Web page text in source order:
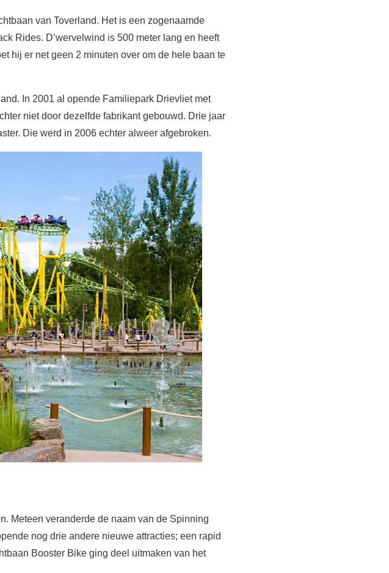
van Toverland. Het is een zogenaamde
Rides. D’wervelwind is 500 meter lang en heeft
hij er net geen 2 minuten over om de hele baan te
In 2001 al opende Familiepark Drievliet met
niet door dezelfde fabrikant gebouwd. Drie jaar
Die werd in 2006 echter alweer afgebroken.
Meteen veranderde de naam van de Spinning
nog drie andere nieuwe attracties; een rapid
Booster Bike ging deel uitmaken van het